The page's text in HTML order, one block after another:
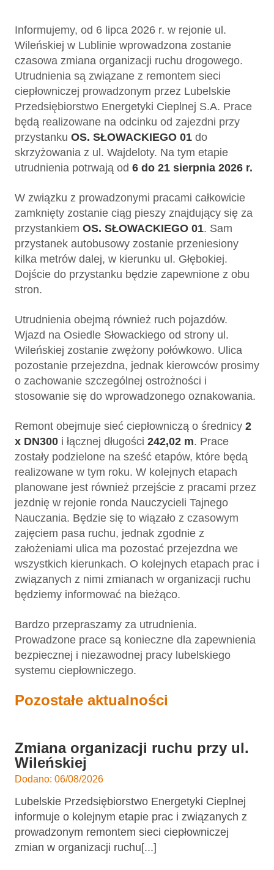
Informujemy, od 6 lipca 2026 r. w rejonie ul.
Wileńskiej w Lublinie wprowadzona zostanie
czasowa zmiana organizacji ruchu drogowego.
Utrudnienia są związane z remontem sieci
ciepłowniczej prowadzonym przez Lubelskie
Przedsiębiorstwo Energetyki Cieplnej S.A. Prace
będą realizowane na odcinku od zajezdni przy
przystanku OS. SŁOWACKIEGO 01 do
skrzyżowania z ul. Wajdeloty. Na tym etapie
utrudnienia potrwają od 6 do 21 sierpnia 2026 r.
W związku z prowadzonymi pracami całkowicie
zamknięty zostanie ciąg pieszy znajdujący się za
przystankiem OS. SŁOWACKIEGO 01. Sam
przystanek autobusowy zostanie przeniesiony
kilka metrów dalej, w kierunku ul. Głębokiej.
Dojście do przystanku będzie zapewnione z obu
stron.
Utrudnienia obejmą również ruch pojazdów.
Wjazd na Osiedle Słowackiego od strony ul.
Wileńskiej zostanie zwężony połówkowo. Ulica
pozostanie przejezdna, jednak kierowców prosimy
o zachowanie szczególnej ostrożności i
stosowanie się do wprowadzonego oznakowania.
Remont obejmuje sieć ciepłowniczą o średnicy 2
x DN300 i łącznej długości 242,02 m. Prace
zostały podzielone na sześć etapów, które będą
realizowane w tym roku. W kolejnych etapach
planowane jest również przejście z pracami przez
jezdnię w rejonie ronda Nauczycieli Tajnego
Nauczania. Będzie się to wiązało z czasowym
zajęciem pasa ruchu, jednak zgodnie z
założeniami ulica ma pozostać przejezdna we
wszystkich kierunkach. O kolejnych etapach prac i
związanych z nimi zmianach w organizacji ruchu
będziemy informować na bieżąco.
Bardzo przepraszamy za utrudnienia.
Prowadzone prace są konieczne dla zapewnienia
bezpiecznej i niezawodnej pracy lubelskiego
systemu ciepłowniczego.
Pozostałe aktualności
Zmiana organizacji ruchu przy ul.
Wileńskiej
Dodano: 06/08/2026
Lubelskie Przedsiębiorstwo Energetyki Cieplnej
informuje o kolejnym etapie prac i związanych z
prowadzonym remontem sieci ciepłowniczej
zmian w organizacji ruchu[...]